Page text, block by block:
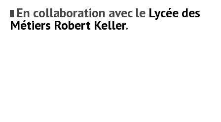
En collaboration avec le Lycée des
Métiers Robert Keller.